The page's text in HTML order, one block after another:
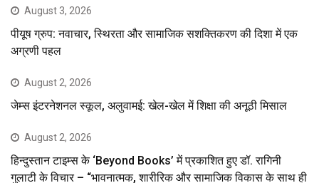
August 3, 2026
पीयूष ग्रुप: नवाचार, स्थिरता और सामाजिक सशक्तिकरण की दिशा में एक
अग्रणी पहल
August 2, 2026
जेम्स इंटरनेशनल स्कूल, अलुवामई: खेल-खेल में शिक्षा की अनूठी मिसाल
August 2, 2026
हिन्दुस्तान टाइम्स के ‘Beyond Books’ में प्रकाशित हुए डॉ. रागिनी
गुलाटी के विचार – “भावनात्मक, शारीरिक और सामाजिक विकास के साथ ही